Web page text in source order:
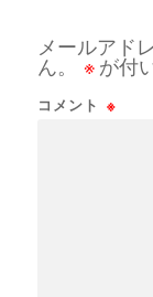
メールアド
ん。
※ が付
コメント ※